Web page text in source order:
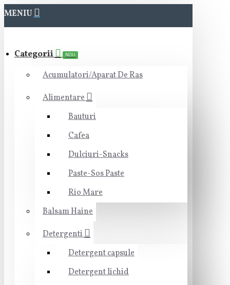
MENIU
Categorii NOU
Acumulatori/Aparat De Ras
Alimentare
Bauturi
Cafea
Dulciuri-Snacks
Paste-Sos Paste
Rio Mare
Balsam Haine
Detergenti
Detergent capsule
Detergent lichid